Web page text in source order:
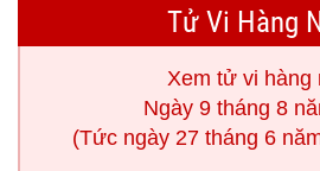
Tử Vi Hàng
Xem tử vi hàng
Ngày 9 tháng 8
(Tức ngày 27 tháng 6